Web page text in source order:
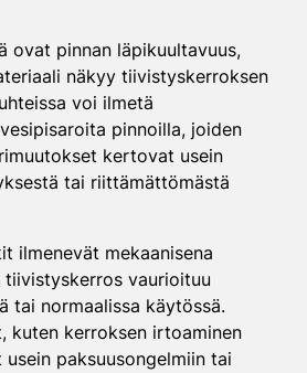
ovat pinnan läpikuultavuus,
näkyy tiivistyskerroksen
voi ilmetä
pinnoilla, joiden
kertovat usein
tai riittämättömästä
ilmenevät mekaanisena
vaurioituu
tai normaalissa käytössä.
kuten kerroksen irtoaminen
paksuusongelmiin tai